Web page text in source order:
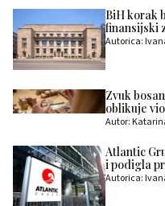
BiH korak
finansijski
Autorica:
Zvuk
oblikuje
Autor:
Atlantic
i podigla
Autorica: